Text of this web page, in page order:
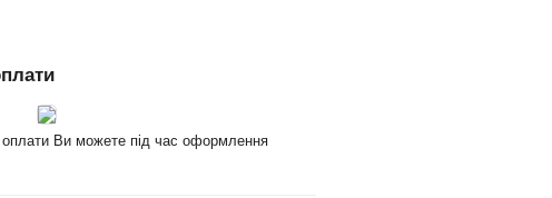
оплати Ви можете під час оформлення